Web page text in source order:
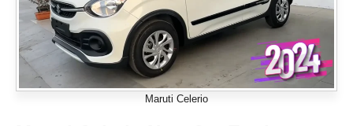
Maruti Celerio